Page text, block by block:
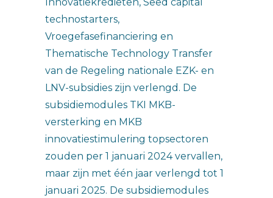
technostarters,
Vroegefasefinanciering en
Thematische Technology Transfer
van de Regeling nationale EZK- en
LNV-subsidies zijn verlengd. De
subsidiemodules TKI MKB-
versterking en MKB
innovatiestimulering topsectoren
zouden per 1 januari 2024 vervallen,
maar zijn met één jaar verlengd tot 1
januari 2025. De subsidiemodules